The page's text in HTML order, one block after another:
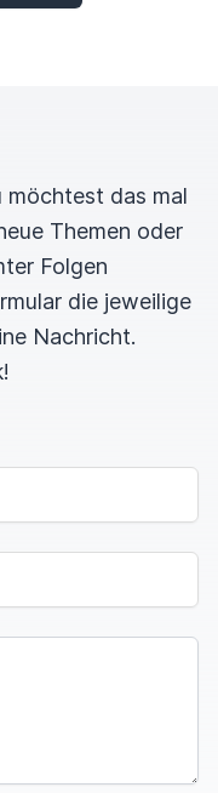
das mal
Themen oder
Folgen
die jeweilige
Nachricht.